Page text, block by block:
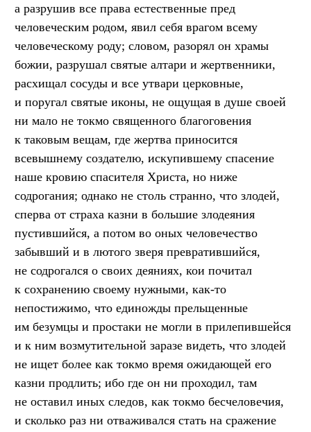
а разрушив все права естественные пред
человеческим родом, явил себя врагом всему
человеческому роду; словом, разорял он храмы
божии, разрушал святые алтари и жертвенники,
расхищал сосуды и все утвари церковные,
и поругал святые иконы, не ощущая в душе своей
ни мало не токмо священного благоговения
к таковым вещам, где жертва приносится
всевышнему создателю, искупившему спасение
наше кровию спасителя Христа, но ниже
содрогания; однако не столь странно, что злодей,
сперва от страха казни в большие злодеяния
пустившийся, а потом во оных человечество
забывший и в лютого зверя превратившийся,
не содрогался о своих деяниях, кои почитал
к сохранению своему нужными, как-то
непостижимо, что единожды прельщенные
им безумцы и простаки не могли в прилепившейся
и к ним возмутительной заразе видеть, что злодей
не ищет более как токмо время ожидающей его
казни продлить; ибо где он ни проходил, там
не оставил иных следов, как токмо бесчеловечия,
и сколько раз ни отваживался стать на сражение